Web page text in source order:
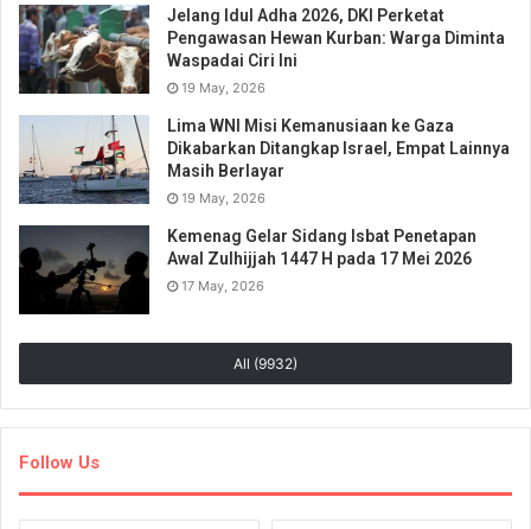
Jelang Idul Adha 2026, DKI Perketat
Pengawasan Hewan Kurban: Warga Diminta
Waspadai Ciri Ini
19 May, 2026
Lima WNI Misi Kemanusiaan ke Gaza
Dikabarkan Ditangkap Israel, Empat Lainnya
Masih Berlayar
19 May, 2026
Kemenag Gelar Sidang Isbat Penetapan
Awal Zulhijjah 1447 H pada 17 Mei 2026
17 May, 2026
All (9932)
Follow Us